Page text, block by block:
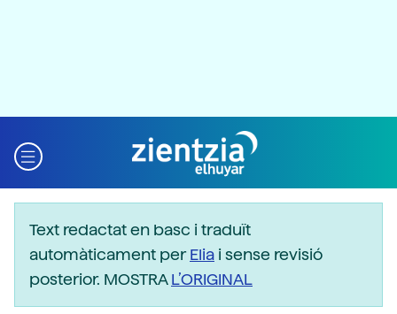
Text redactat en basc i traduït
automàticament perElia i sense revisió
posterior. MOSTRAL’ORIGINAL